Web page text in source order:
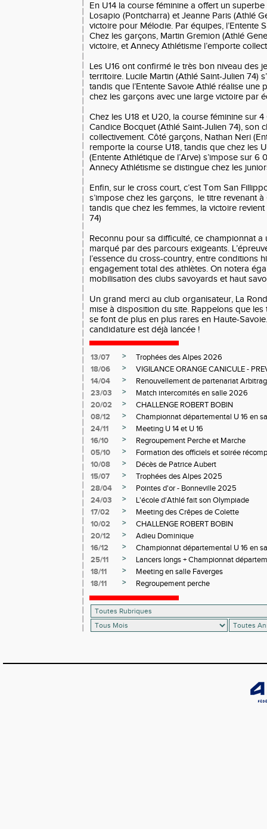
En U14 la course féminine a offert un
Losapio (Pontcharra) et Jeanne Paris (Athlé
victoire pour Mélodie. Par équipes, l’Entente
Chez les garçons, Martin Gremion (Athlé
victoire, et Annecy Athlétisme l’emporte
Les U16 ont confirmé le très bon niveau des
territoire. Lucile Martin (Athlé Saint-Julien 74)
tandis que l’Entente Savoie Athlé réalise une
chez les garçons avec une large victoire par
Chez les U18 et U20, la course féminine sur
Candice Bocquet (Athlé Saint-Julien 74), son
collectivement. Côté garçons, Nathan Neri
remporte la course U18, tandis que chez les
(Entente Athlétique de l’Arve) s’impose sur 6
Annecy Athlétisme se distingue chez les
Enfin, sur le cross court, c’est Tom San
s’impose chez les garçons, le titre revenant
tandis que chez les femmes, la victoire
74)
Reconnu pour sa difficulté, ce championnat a
marqué par des parcours exigeants.
l’essence du cross-country, entre conditions
engagement total des athlètes. On notera
mobilisation des clubs savoyards et haut
Un grand merci au club organisateur, La
mise à disposition du site. Rappelons que
se font de plus en plus rares en Haute-
candidature est déjà lancée !
13/07 >
Trophées des Alpes 2026
18/06
>
VIGILANCE ORANGE CANICULE -
14/04
>
Renouvellement de partenariat
23/03
>
Match intercomités en salle 2026
20/02
>
CHALLENGE ROBERT BOBIN
08/12
>
Championnat départemental U 16 en
24/11
>
Meeting U 14 et U 16
16/10
>
Regroupement Perche et Marche
05/10
>
Formation des officiels et soirée
10/08
>
Décès de Patrice Aubert
15/07
>
Trophées des Alpes 2025
28/04
>
Pointes d'or - Bonneville 2025
24/03
>
L'école d'Athlé fait son Olympiade
17/02
>
Meeting des Crêpes de Colette
10/02
>
CHALLENGE ROBERT BOBIN
20/12
>
Adieu Dominique
16/12
>
Championnat départemental U 16 en
25/11
>
Lancers longs + Championnat
18/11
>
Meeting en salle Faverges
18/11
> Regroupement perche